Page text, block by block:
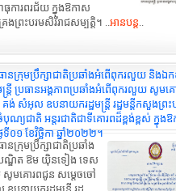
ធុការពរជ័យ ក្នុងឱកាស
ងព្រះបរមសិរីរាជសម្បត្តិ។ ..អានបន្ត..
ក្រុមប្រឹក្សាជាតិប្រឆាំងអំពើពុករលួយ និងឯកឧ
ប្រធានអង្គភាពប្រឆាំងអំពើពុករលួយ សូមគ
ង់ សំអុល ឧបនាយករដ្ឋមន្រ្ដី រដ្ឋមន្តីកសួងព្រះ
ណ្យជាតិ អន្តរជាតិជាទីគោរពដ៏ខ្ពង់ខ្ពស់ ក្នុង
ទី០១ ខែវិច្ឆិកា ឆ្នាំ២០២២។
ក្រុមប្រឹក្សាជាតិប្រឆាំង
ណ្ឌិត ឱម យ៉ិនទៀង ទេស
យ សូមគោរពជូន សម្ដេចចៅ